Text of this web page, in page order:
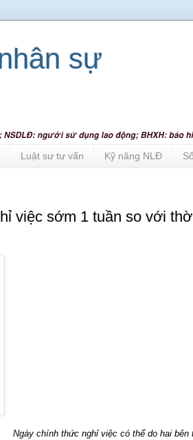
sự
Luật sư tư vấn Kỹ năng NLĐ
việc sớm 1 tuần so với
Ngày chính thức nghỉ việc có thể do hai bên